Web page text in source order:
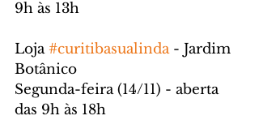
9h às 13h
Loja #curitibasualinda - Jardim
Botânico
Segunda-feira (14/11) - aberta
das 9h às 18h